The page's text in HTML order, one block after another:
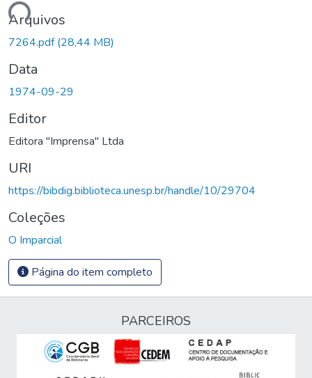
Arquivos
7264.pdf(28,44 MB)
Data
1974-09-29
Editor
Editora "Imprensa" Ltda
URI
https://bibdig.biblioteca.unesp.br/handle/10/29704
Coleções
O Imparcial
Página do item completo
PARCEIROS